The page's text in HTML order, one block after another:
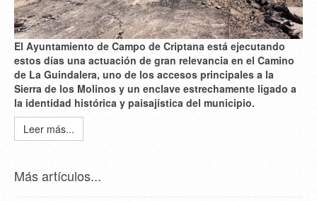
El Ayuntamiento de Campo de Criptana está ejecutando
estos días una actuación de gran relevancia en el Camino
de La Guindalera, uno de los accesos principales a la
Sierra de los Molinos y un enclave estrechamente ligado a
la identidad histórica y paisajística del municipio.
Leer más...
Más artículos...